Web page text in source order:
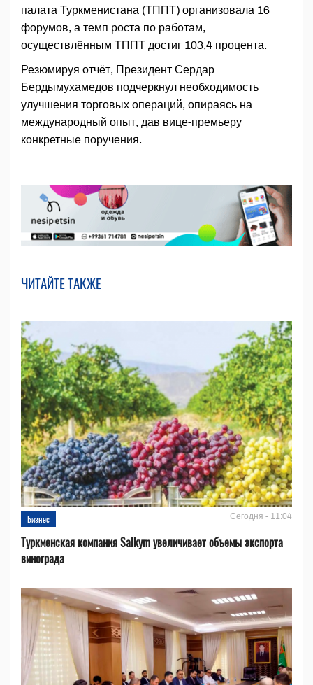
палата Туркменистана (ТППТ) организовала 16
форумов, а темп роста по работам,
осуществлённым ТППТ достиг 103,4 процента.
Резюмируя отчёт, Президент Сердар
Бердымухамедов подчеркнул необходимость
улучшения торговых операций, опираясь на
международный опыт, дав вице-премьеру
конкретные поручения.
ЧИТАЙТЕ ТАКЖЕ
Бизнес Сегодня - 11:04
Туркменская компания Salkym увеличивает объемы экспорта
винограда